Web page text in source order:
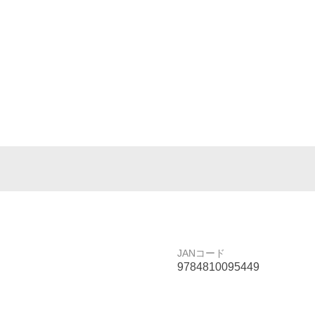
JANコード
9784810095449